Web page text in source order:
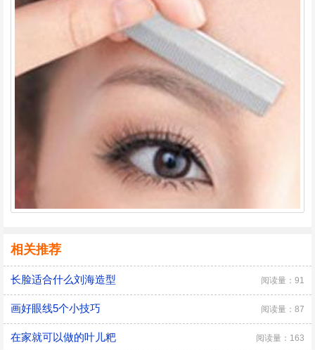
相关推荐
长脸适合什么刘海造型 阅读量：91
画好眼线5个小技巧 阅读量：87
在家就可以做的叶儿粑 阅读量：163